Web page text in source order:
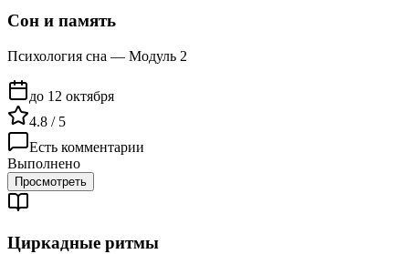
Сон и память
Психология сна — Модуль 2
до 12 октября
4.8 / 5
Есть комментарии
Выполнено
Просмотреть
Циркадные ритмы